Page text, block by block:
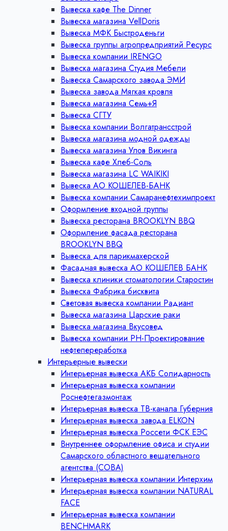
Вывеска кафе The Dinner
Вывеска магазина VellDoris
Вывеска МФК Быстроденьги
Вывеска группы агропредприятий Ресурс
Вывеска компании IRENGO
Вывеска магазина Студия Мебели
Вывеска Самарского завода ЭМИ
Вывеска завода Мягкая кровля
Вывеска магазина Семь+Я
Вывеска СГТУ
Вывеска компании Волгатрансстрой
Вывеска магазина модной одежды
Вывеска магазина Улов Викинга
Вывеска кафе Хлеб-Соль
Вывеска магазина LC WAIKIKI
Вывеска АО КОШЕЛЕВ-БАНК
Вывеска компании Самаранефтехимпроект
Оформление входной группы
Вывеска ресторана BROOKLYN BBQ
Оформление фасада ресторана
BROOKLYN BBQ
Вывеска для парикмахерской
Фасадная вывеска АО КОШЕЛЕВ БАНК
Вывеска клиники стоматологии Старостин
Вывеска Фабрика бисквита
Световая вывеска компании Радиант
Вывеска магазина Царские раки
Вывеска магазина Вкусовед
Вывеска компании РН-Проектирование
нефтепереработка
Интерьерные вывески
Интерьерная вывеска АКБ Солидарность
Интерьерная вывеска компании
Роснефтегазмонтаж
Интерьерная вывеска ТВ-канала Губерния
Интерьерная вывеска завода ELKON
Интерьерная вывеска Россети ФСК ЕЭС
Внутреннее оформление офиса и студии
Самарского областного вещательного
агентства (СОВА)
Интерьерная вывеска компании Интерхим
Интерьерная вывеска компании NATURAL
FACE
Интерьерная вывеска компании
BENCHMARK